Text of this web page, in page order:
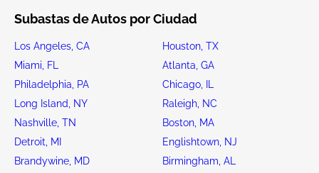
Subastas de Autos por Ciudad
Los Angeles, CA
Houston, TX
Miami, FL
Atlanta, GA
Philadelphia, PA
Chicago, IL
Long Island, NY
Raleigh, NC
Nashville, TN
Boston, MA
Detroit, MI
Englishtown, NJ
Brandywine, MD
Birmingham, AL